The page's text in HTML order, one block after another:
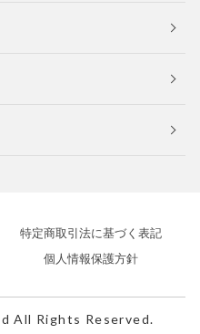
特定商取引法に基づく表記
個人情報保護方針
All Rights Reserved.